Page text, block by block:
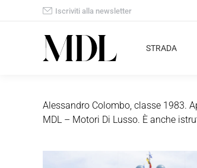
Iscriviti alla newsletter
STRADA
Alessandro Colombo, classe 1983.
MDL – Motori Di Lusso. È anche